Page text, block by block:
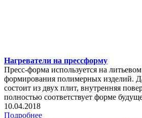
Нагреватели на прессформу
Пресс-форма используется на
формирования полимерных изделий.
состоит из двух плит, внутренняя
полностью соответствует форме
10.04.2018
Подробнее